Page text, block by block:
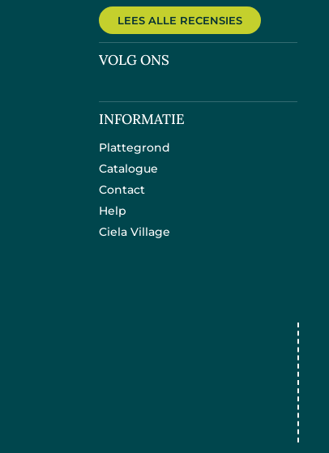
LEES ALLE RECENSIES
VOLG ONS
INFORMATIE
Plattegrond
Catalogue
Contact
Help
Ciela Village